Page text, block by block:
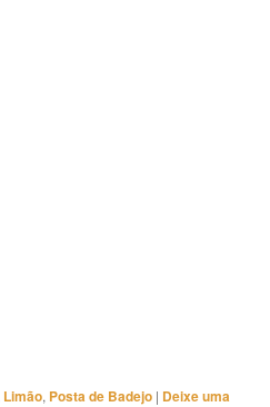
Limão, Posta de Badejo | Deixe uma